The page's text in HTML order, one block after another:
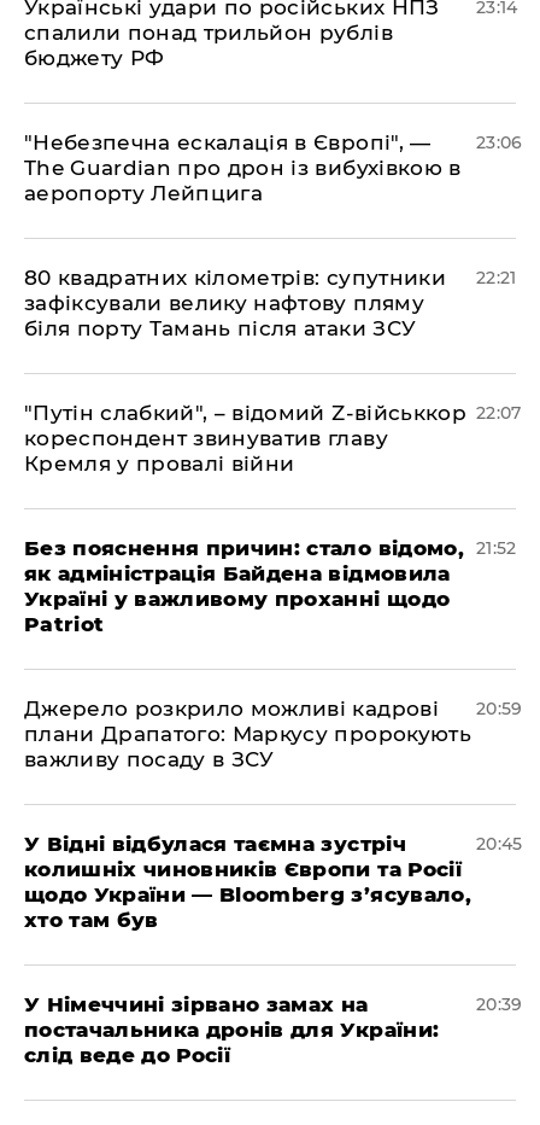
​Українські удари по російських НПЗ
спалили понад трильйон рублів
бюджету РФ
23:14
​"Небезпечна ескалація в Європі", —
The Guardian про дрон із вибухівкою в
аеропорту Лейпцига
23:06
​80 квадратних кілометрів: супутники
зафіксували велику нафтову пляму
біля порту Тамань після атаки ЗСУ
22:21
"Путін слабкий", – відомий Z-військкор
кореспондент звинуватив главу
Кремля у провалі війни
22:07
​Без пояснення причин: стало відомо,
як адміністрація Байдена відмовила
Україні у важливому проханні щодо
Patriot
21:52
​Джерело розкрило можливі кадрові
плани Драпатого: Маркусу пророкують
важливу посаду в ЗСУ
20:59
​У Відні відбулася таємна зустріч
колишніх чиновників Європи та Росії
щодо України — Bloomberg з’ясувало,
хто там був
20:45
​У Німеччині зірвано замах на
постачальника дронів для України:
слід веде до Росії
20:39